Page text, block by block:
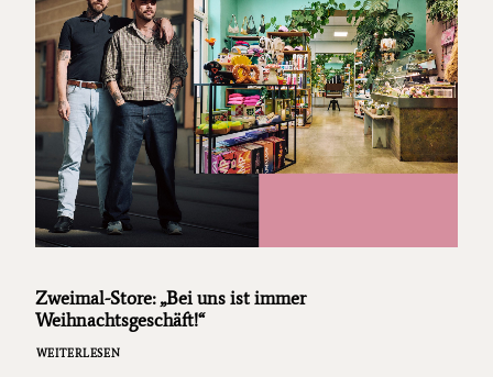
Zweimal-Store: „Bei uns ist immer
Weihnachtsgeschäft!“
WEITERLESEN